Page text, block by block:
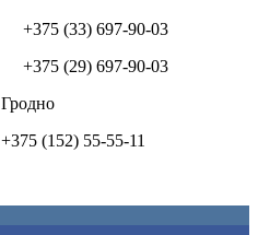
+375 (33) 697-90-03
+375 (29) 697-90-03
Гродно
+375 (152) 55-55-11